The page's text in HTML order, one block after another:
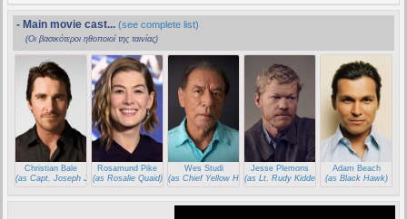
- Main movie cast... (see complete list)
(Οι βασικότεροι ηθοποιοί της ταινίας)
Christian Bale
(as Capt. Joseph J. Blocker)
Rosamund Pike
(as Rosalie Quaid)
Wes Studi
(as Chief Yellow Hawk)
Jesse Plemons
(as Lt. Rudy Kidder)
Adam Beach
(as Black Hawk)